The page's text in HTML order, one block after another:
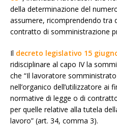
della determinazione del
assumere, ricomprendendo tra
contratto di somministrazione
Il decreto legislativo 15
ridisciplinare al capo IV la
che “Il lavoratore
nell’organico dell’utilizzatore ai
normative di legge o di
per quelle relative alla tutela
lavoro” (art. 34, comma 3).